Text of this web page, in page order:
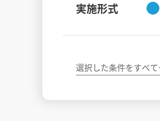
実施形式
選択した条件をすべ